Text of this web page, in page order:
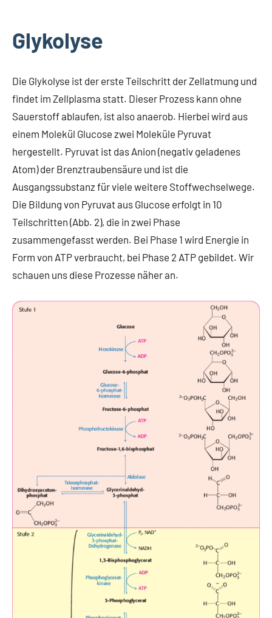
Glykolyse
Die Glykolyse ist der erste Teilschritt der Zellatmung und
findet im Zellplasma statt. Dieser Prozess kann ohne
Sauerstoff ablaufen, ist also anaerob. Hierbei wird aus
einem Molekül Glucose zwei Moleküle Pyruvat
hergestellt. Pyruvat ist das Anion (negativ geladenes
Atom) der Brenztraubensäure und ist die
Ausgangssubstanz für viele weitere Stoffwechselwege.
Die Bildung von Pyruvat aus Glucose erfolgt in 10
Teilschritten (Abb. 2), die in zwei Phase
zusammengefasst werden. Bei Phase 1 wird Energie in
Form von ATP verbraucht, bei Phase 2 ATP gebildet. Wir
schauen uns diese Prozesse näher an.